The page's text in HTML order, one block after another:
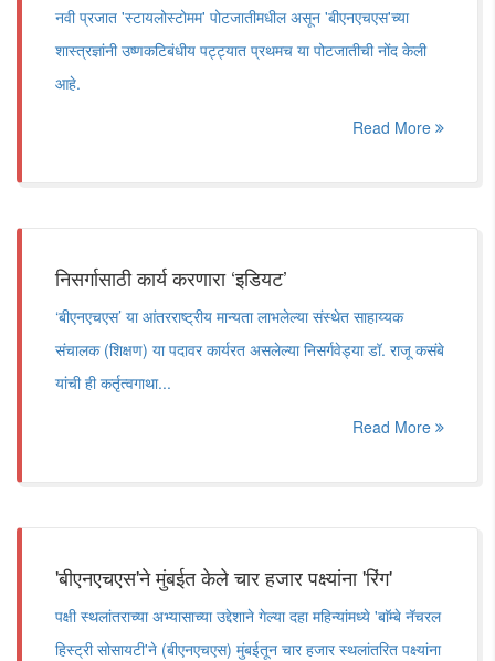
नवी प्रजात 'स्टायलोस्टोमम' पोटजातीमधील असून 'बीएनएचएस'च्या
शास्त्रज्ञांनी उष्णकटिबंधीय पट्ट्यात प्रथमच या पोटजातीची नोंद केली
आहे.
Read More
निसर्गासाठी कार्य करणारा ‘इडियट’
‘बीएनएचएस’ या आंतरराष्ट्रीय मान्यता लाभलेल्या संस्थेत साहाय्यक
संचालक (शिक्षण) या पदावर कार्यरत असलेल्या निसर्गवेड्या डॉ. राजू कसंबे
यांची ही कर्तृत्वगाथा...
Read More
'बीएनएचएस'ने मुंबईत केले चार हजार पक्ष्यांना 'रिंग'
पक्षी स्थलांतराच्या अभ्यासाच्या उद्देशाने गेल्या दहा महिन्यांमध्ये 'बाॅम्बे नॅचरल
हिस्ट्री सोसायटी'ने (बीएनएचएस) मुंबईतून चार हजार स्थलांतरित पक्ष्यांना